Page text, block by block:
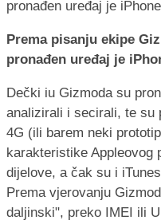
Prema pisanju ekipe
pronađen uređaj je
Dečki iu Gizmoda su
analizirali i secirali, te su
4G (ili barem neki
karakteristike Appleovog
dijelove, a čak su i
Prema vjerovanju
daljinski", preko IMEI ili